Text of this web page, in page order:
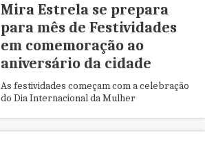
Mira Estrela se prepara
para mês de Festividades
em comemoração ao
aniversário da cidade
As festividades começam com a celebração
do Dia Internacional da Mulher